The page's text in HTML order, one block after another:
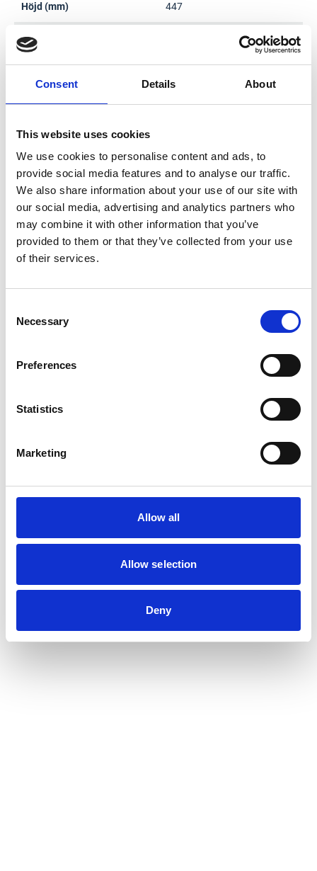
Consent Details About
This website uses cookies
We use cookies to personalise content and ads, to
provide social media features and to analyse our traffic.
We also share information about your use of our site with
our social media, advertising and analytics partners who
may combine it with other information that you’ve
provided to them or that they’ve collected from your use
of their services.
Selection
Necessary
Preferences
Statistics
Marketing
Allow all
Allow selection
Deny
Höjd (mm) 447
Dokument
Användarhandbok